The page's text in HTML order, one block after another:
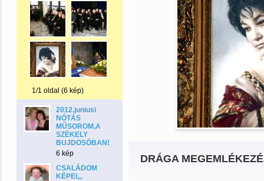
1/1 oldal (6 kép)
2012.juniusi
NÓTÁS
MŰSOROM,A
SZÉKELY
BUJDOSÓBAN!!!
6 kép
CSALÁDOM
KÉPEI,,,
DRÁGA